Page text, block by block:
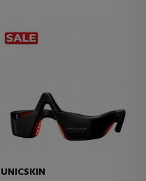
UNICSKIN